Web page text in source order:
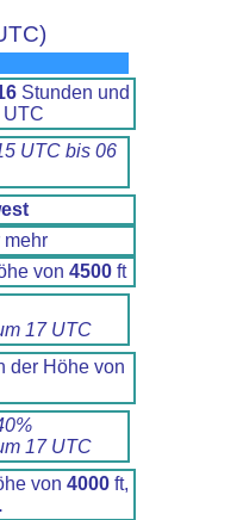
Stunden und
UTC
UTC bis 06
mehr
von 4500 ft
17 UTC
der Höhe von
17 UTC
von 4000 ft,